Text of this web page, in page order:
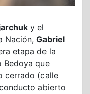
y el
Nación, Gabriel
etapa de la
Bedoya que
cerrado (calle
abierto